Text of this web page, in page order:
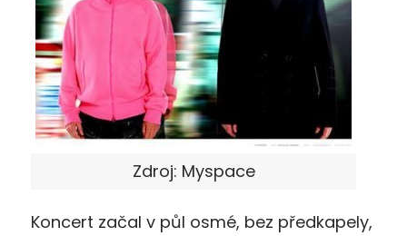
Zdroj: Myspace
Koncert začal v půl osmé, bez předkapely,